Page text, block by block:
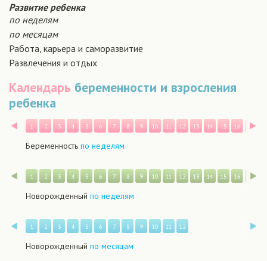
Развитие ребенка
по неделям
по месяцам
Работа, карьера и саморазвитие
Развлечения и отдых
Календарь беременности и взросления
ребенка
Назад
1 2 3 4 5 6 7 8 9 10 11 12 13 14 15 16 17
Беременность по неделям
Назад
1 2 3 4 5 6 7 8 9 10 11 12 13 14 15 16 17
Новорожденный по неделям
Назад
1 2 3 4 5 6 7 8 9 10 11 12
Новорожденный по месяцам